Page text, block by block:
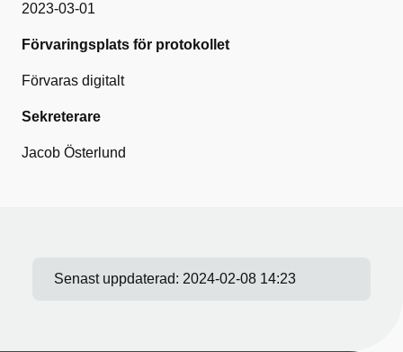
2023-03-01
Förvaringsplats för protokollet
Förvaras digitalt
Sekreterare
Jacob Österlund
Senast uppdaterad: 2024-02-08 14:23